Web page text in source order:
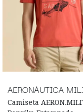
AERONÁUTICA
Camiseta